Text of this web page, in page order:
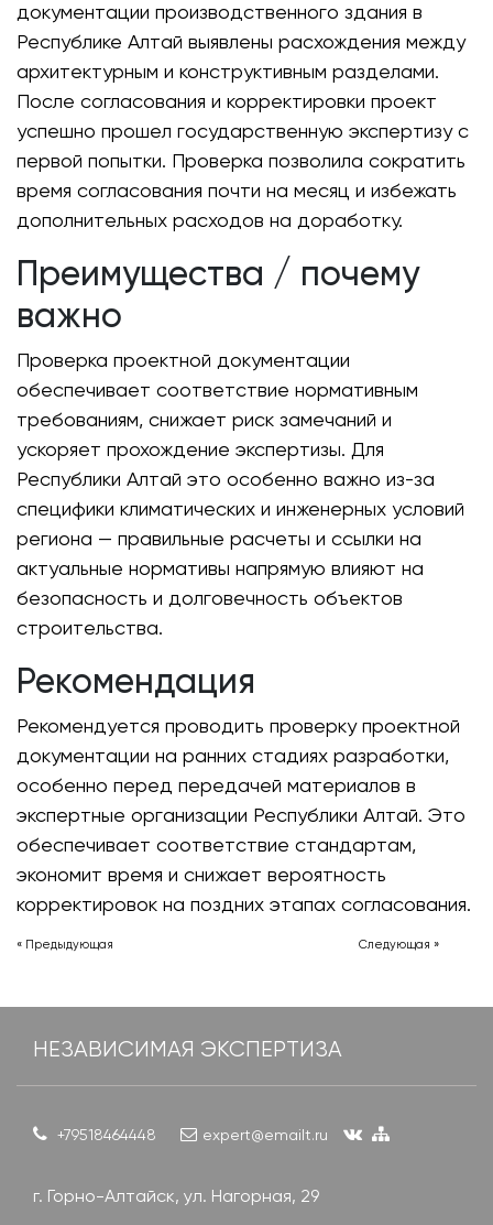
документации производственного здания в
Республике Алтай выявлены расхождения между
архитектурным и конструктивным разделами.
После согласования и корректировки проект
успешно прошел государственную экспертизу с
первой попытки. Проверка позволила сократить
время согласования почти на месяц и избежать
дополнительных расходов на доработку.
Преимущества / почему
важно
Проверка проектной документации
обеспечивает соответствие нормативным
требованиям, снижает риск замечаний и
ускоряет прохождение экспертизы. Для
Республики Алтай это особенно важно из-за
специфики климатических и инженерных условий
региона — правильные расчеты и ссылки на
актуальные нормативы напрямую влияют на
безопасность и долговечность объектов
строительства.
Рекомендация
Рекомендуется проводить проверку проектной
документации на ранних стадиях разработки,
особенно перед передачей материалов в
экспертные организации Республики Алтай. Это
обеспечивает соответствие стандартам,
экономит время и снижает вероятность
корректировок на поздних этапах согласования.
Следующая »
« Предыдующая
НЕЗАВИСИМАЯ ЭКСПЕРТИЗА
+79518464448 expert@emailt.ru
г. Горно-Алтайск, ул. Нагорная, 29